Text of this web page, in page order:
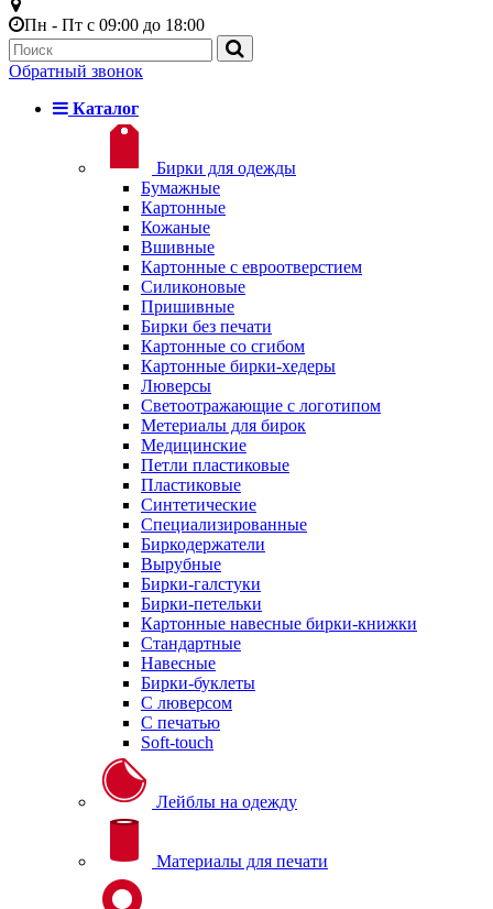
Пн - Пт с 09:00 до 18:00
Обратный звонок
Каталог
Бирки для одежды
Бумажные
Картонные
Кожаные
Вшивные
Картонные с евроотверстием
Силиконовые
Пришивные
Бирки без печати
Картонные со сгибом
Картонные бирки-хедеры
Люверсы
Светоотражающие с логотипом
Метериалы для бирок
Медицинские
Петли пластиковые
Пластиковые
Синтетические
Специализированные
Биркодержатели
Вырубные
Бирки-галстуки
Бирки-петельки
Картонные навесные бирки-книжки
Стандартные
Навесные
Бирки-буклеты
С люверсом
С печатью
Soft-touch
Лейблы на одежду
Материалы для печати